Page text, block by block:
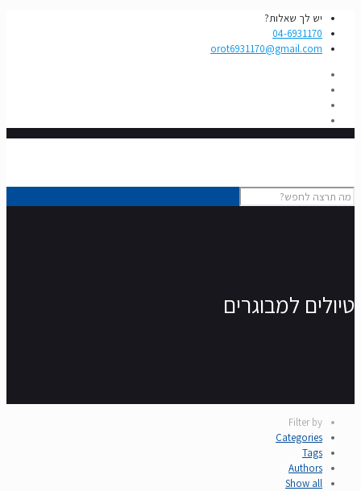
יש לך שאלות?
04-6931170
orot6931170@gmail.com
טיולים למבוגרים
Filter by
Categories
Tags
Authors
Show all